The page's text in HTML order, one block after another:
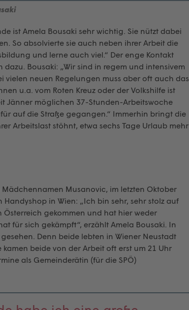
ist Amela Bousaki sehr wichtig. Sie nützt dabei
So absolvierte sie auch neben ihrer Arbeit die
und lerne auch viel.“ Der enge Kontakt
Bousaki: „Wir sind in regem und intensivem
vielen neuen Regelungen muss aber oft auch das
u.a. vom Roten Kreuz oder der Volkshilfe ist
Jänner möglichen 37-Stunden-Arbeitswoche
auf die Straße gegangen.“ Immerhin bringt die
Arbeitslast stöhnt, etwa sechs Tage Urlaub mehr
Musanovic, im letzten Oktober
in Wien: „Ich bin sehr, sehr stolz auf
gekommen und hat hier weder
für sich gekämpft“, erzählt Amela Bousaki. In
Denn beide lebten in Wiener Neustadt
beide von der Arbeit oft erst um 21 Uhr
als Gemeinderätin (für die SPÖ)